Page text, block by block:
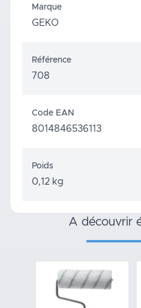
Marque
GEKO
Référence
708
Code EAN
8014846536113
Poids
0,12 kg
a